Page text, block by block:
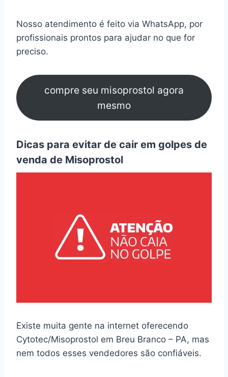
Nosso atendimento é feito via WhatsApp, por
profissionais prontos para ajudar no que for
preciso.
compre seu misoprostol agora
mesmo
Dicas para evitar de cair em golpes de
venda de Misoprostol
Existe muita gente na internet oferecendo
Cytotec/Misoprostol em Breu Branco – PA, mas
nem todos esses vendedores são confiáveis.